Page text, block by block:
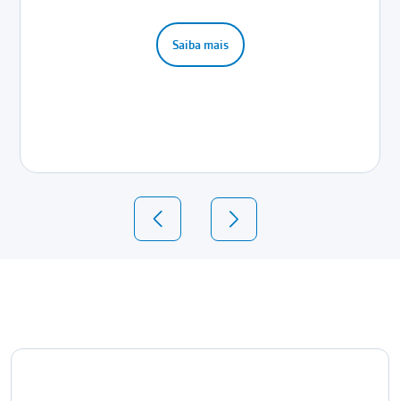
Saiba mais